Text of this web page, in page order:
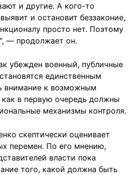
и другие. А кого-то
и остановит беззаконие,
просто нет. Поэтому
— продолжает он.
убежден военный, публичные
единственным
внимание к возможным
в первую очередь должны
механизмы контроля.
скептически оценивает
перемен. По его мнению,
власти пока
того, какой должна быть